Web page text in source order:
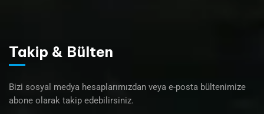
Takip & Bülten
Bizi sosyal medya hesaplarımızdan veya e-posta bültenimize
abone olarak takip edebilirsiniz.